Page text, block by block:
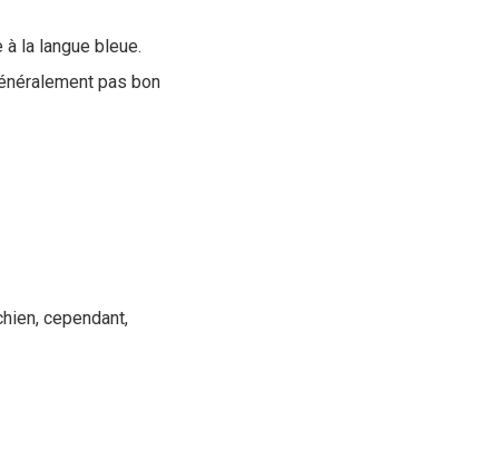
la langue bleue.
pas bon
cependant,